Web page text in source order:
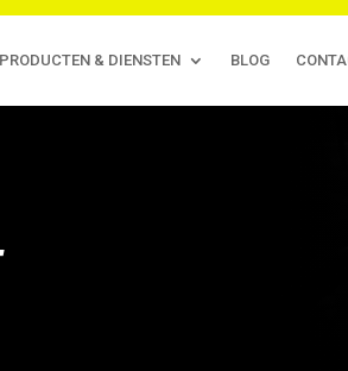
PRODUCTEN & DIENSTEN BLOG